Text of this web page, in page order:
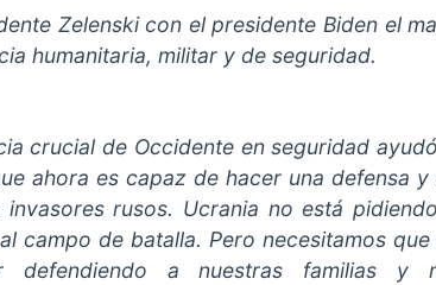
Zelenski con el presidente Biden el
humanitaria, militar y de seguridad.
crucial de Occidente en seguridad
ahora es capaz de hacer una defensa y
rusos. Ucrania no está
campo de batalla. Pero necesitamos
defendiendo a nuestras familias y